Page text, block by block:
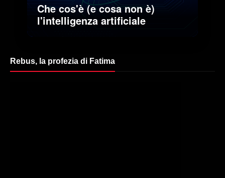
Che cos'è (e cosa non è)
l'intelligenza artificiale
Rebus, la profezia di Fatima